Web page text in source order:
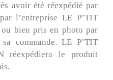
avoir été réexpédié par
l’entreprise LE P’TIT
bien pris en photo par
commande. LE P’TIT
réexpédiera le produit